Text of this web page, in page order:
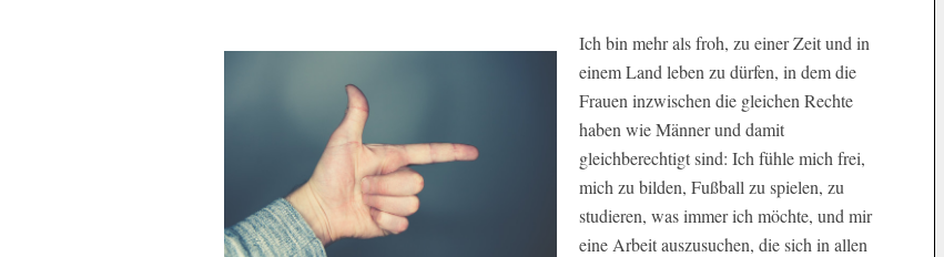
Ich bin mehr als froh, zu einer Zeit und in
einem Land leben zu dürfen, in dem die
Frauen inzwischen die gleichen Rechte
haben wie Männer und damit
gleichberechtigt sind: Ich fühle mich frei,
mich zu bilden, Fußball zu spielen, zu
studieren, was immer ich möchte, und mir
eine Arbeit auszusuchen, die sich in allen